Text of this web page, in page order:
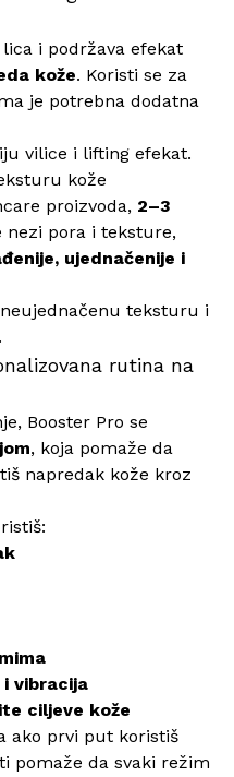
i podržava efekat
kože. Koristi se za
je potrebna dodatna
vilice i lifting efekat.
kože
proizvoda, 2–3
nezi pora i teksture,
ujednačenije i
teksturu i
rutina na
Booster Pro se
, koja pomaže da
napredak kože kroz
i vibracija
ciljeve kože
ako prvi put koristiš
pomaže da svaki režim